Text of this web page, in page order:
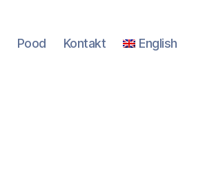
Pood Kontakt English